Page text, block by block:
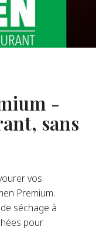
-
sans
vos
Premium.
séchage à
pour